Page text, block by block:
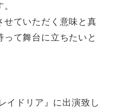
せていただく意味と真
て舞台に立ちたいと
イドリア』に出演致し